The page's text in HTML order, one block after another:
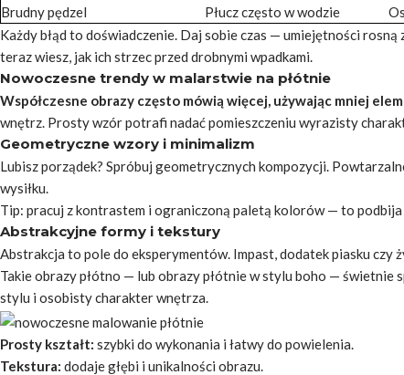
Brudny pędzel
Płucz często w wodzie
Każdy błąd to doświadczenie. Daj sobie czas — umiejętności
teraz wiesz, jak ich strzec przed drobnymi wpadkami.
Nowoczesne trendy w malarstwie na płótnie
Współczesne obrazy często mówią więcej, używając mniej
wnętrz. Prosty wzór potrafi nadać pomieszczeniu wyrazisty
Geometryczne wzory i minimalizm
Lubisz porządek? Spróbuj geometrycznych kompozycji.
wysiłku.
Tip: pracuj z kontrastem i ograniczoną paletą kolorów — to podbija
Abstrakcyjne formy i tekstury
Abstrakcja to pole do eksperymentów. Impast, dodatek piasku
Takie obrazy płótno — lub obrazy płótnie w stylu boho — świetnie
stylu i osobisty charakter wnętrza.
Prosty kształt: szybki do wykonania i łatwy do powielenia.
Tekstura: dodaje głębi i unikalności obrazu.